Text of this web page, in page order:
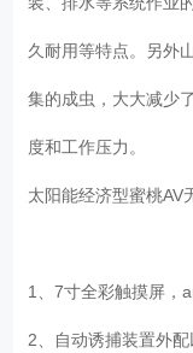
久耐用等特点。另外
集的成虫，大大减少
度和工作压力。
太阳能经济型蜜桃AV
1、7寸全彩触摸屏，
2、自动诱捕装置外